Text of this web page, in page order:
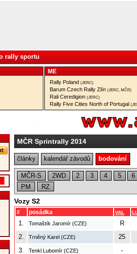
rally sportu
ME
Rally Poland (JERC)
Barum Czech Rally Zlín (JERC, MČR)
Rali Ceredigion (JERC)
Rally Five Cities North of Portugal
MČR Sprintrally 2014
články kalendář závodů bodování
MČR-S 2WD 2 3 4 5
6
PM
RZ
Vozy S2
# posádka VAL
1. Tomaštík Jaromír (CZE)
R
2.
Trněný Karel (CZE)
25
3.
Tenkl Lubomír (CZE) -